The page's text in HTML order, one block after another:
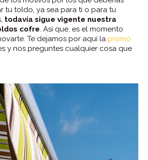
tu toldo, ya sea para ti o para tu
todavía sigue vigente nuestra
cofre. Así que, es el momento
Te dejamos por aquí la promo
y nos preguntes cualquier cosa que